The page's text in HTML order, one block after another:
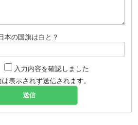
本の国旗は白と？
入力内容を確認しました
表示されず送信されます。